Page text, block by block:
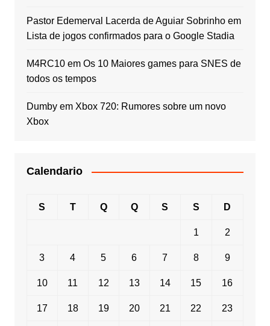
Pastor Edemerval Lacerda de Aguiar Sobrinhoem
Lista de jogos confirmados para o Google Stadia
M4RC10em Os 10 Maiores games para SNES de
todos os tempos
Dumbyem Xbox 720: Rumores sobre um novo
Xbox
Calendario
S T Q Q S S D
1 2
3 4 5 6 7 8 9
10 11 12 13 14 15 16
17 18 19 20 21 22 23